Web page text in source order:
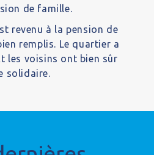
de famille.
revenu à la pension de
remplis. Le quartier a
les voisins ont bien sûr
solidaire.